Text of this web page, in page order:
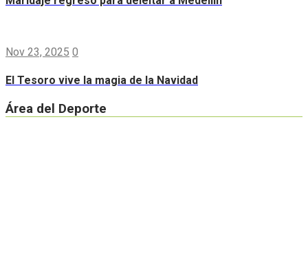
Nov 23, 2025 0
El Tesoro vive la magia de la Navidad
Área del Deporte